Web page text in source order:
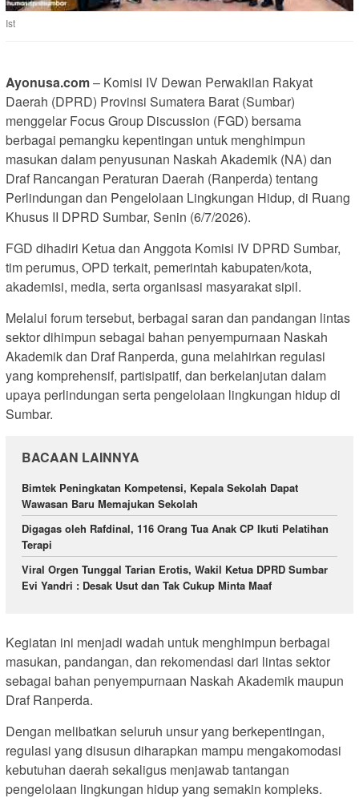
Ist
Ayonusa.com– Komisi IV Dewan Perwakilan Rakyat
Daerah (DPRD) Provinsi Sumatera Barat (Sumbar)
menggelar Focus Group Discussion (FGD) bersama
berbagai pemangku kepentingan untuk menghimpun
masukan dalam penyusunan Naskah Akademik (NA) dan
Draf Rancangan Peraturan Daerah (Ranperda) tentang
Perlindungan dan Pengelolaan Lingkungan Hidup, di Ruang
Khusus II DPRD Sumbar, Senin (6/7/2026).
FGD dihadiri Ketua dan Anggota Komisi IV DPRD Sumbar,
tim perumus, OPD terkait, pemerintah kabupaten/kota,
akademisi, media, serta organisasi masyarakat sipil.
Melalui forum tersebut, berbagai saran dan pandangan lintas
sektor dihimpun sebagai bahan penyempurnaan Naskah
Akademik dan Draf Ranperda, guna melahirkan regulasi
yang komprehensif, partisipatif, dan berkelanjutan dalam
upaya perlindungan serta pengelolaan lingkungan hidup di
Sumbar.
BACAAN LAINNYA
Bimtek Peningkatan Kompetensi, Kepala Sekolah Dapat
Wawasan Baru Memajukan Sekolah
Digagas oleh Rafdinal, 116 Orang Tua Anak CP Ikuti Pelatihan
Terapi
Viral Orgen Tunggal Tarian Erotis, Wakil Ketua DPRD Sumbar
Evi Yandri : Desak Usut dan Tak Cukup Minta Maaf
Kegiatan ini menjadi wadah untuk menghimpun berbagai
masukan, pandangan, dan rekomendasi dari lintas sektor
sebagai bahan penyempurnaan Naskah Akademik maupun
Draf Ranperda.
Dengan melibatkan seluruh unsur yang berkepentingan,
regulasi yang disusun diharapkan mampu mengakomodasi
kebutuhan daerah sekaligus menjawab tantangan
pengelolaan lingkungan hidup yang semakin kompleks.